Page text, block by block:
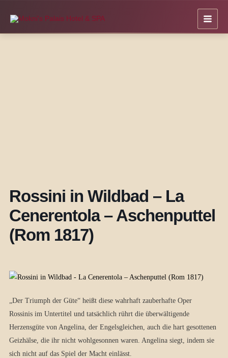
Inhalt
springen
Rossini in Wildbad – La
Cenerentola – Aschenputtel
(Rom 1817)
„Der Triumph der Güte“ heißt diese wahrhaft zauberhafte Oper
Rossinis im Untertitel und tatsächlich rührt die überwältigende
Herzensgüte von Angelina, der Engelsgleichen, auch die hart gesottenen
Geizhälse, die ihr nicht wohlgesonnen waren. Angelina siegt, indem sie
sich nicht auf das Spiel der Macht einlässt.